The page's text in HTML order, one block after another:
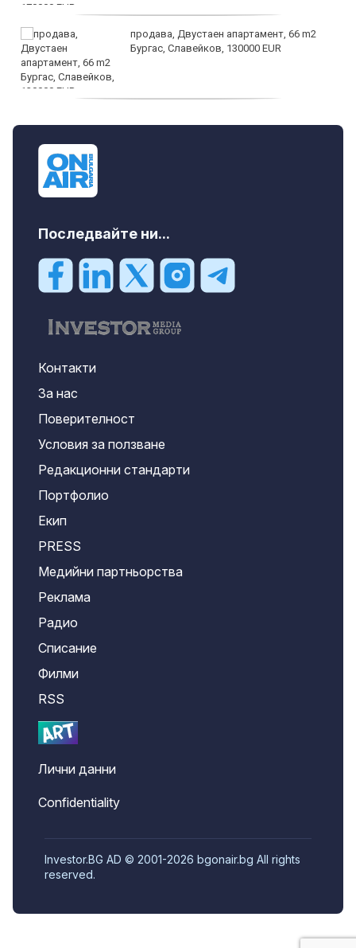
продава, Двустаен апартамент, 66 m2
Бургас, Славейков, 130000 EUR
Последвайте ни...
Контакти
За нас
Поверителност
Условия за ползване
Редакционни стандарти
Портфолио
Екип
PRESS
Медийни партньорства
Реклама
Радио
Списание
Филми
RSS
Лични данни
Confidentiality
Investor.BG AD © 2001-2026 bgonair.bg All rights
reserved.